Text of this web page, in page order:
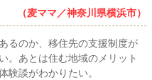
（麦ママ／神奈川県横浜市）
るのか、移住先の支援制度が
。あとは住む地域のメリット
験談がわかりたい。